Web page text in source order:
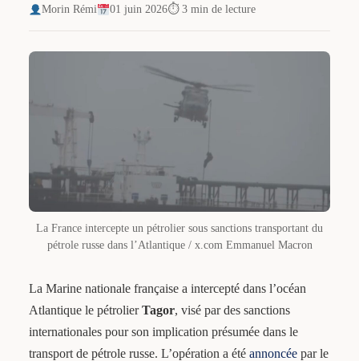
Morin Rémi 01 juin 2026⏱ 3 min de lecture
La France intercepte un pétrolier sous sanctions transportant du
pétrole russe dans l’Atlantique / x.com Emmanuel Macron
La Marine nationale française a intercepté dans l’océan
Atlantique le pétrolierTagor, visé par des sanctions
internationales pour son implication présumée dans le
transport de pétrole russe. L’opération a été annoncéepar le